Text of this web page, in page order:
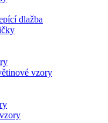
dlažba
vzory